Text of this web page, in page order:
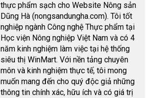
thực phẩm sạch cho Website Nông sản
Dũng Hà (nongsandungha.com). Tôi tốt
nghiệp ngành Công nghệ Thực phẩm tại
Học viện Nông nghiệp Việt Nam và có 4
năm kinh nghiệm làm việc tại hệ thống
siêu thị WinMart. Với nền tảng chuyên
môn và kinh nghiệm thực tế, tôi mong
muốn mang đến cho quý độc giả những
thông tin chính xác, hữu ích và có giá trị